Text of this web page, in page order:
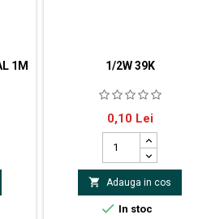
1M 1/2W 39K
rezistor carbonMontare
0,5WToleranţă ±5%Tensiune de
lucru max. 350VDimensiuni
carcasă Ø3,2x9mmDimensiuni
terminale Ø0,6x26mmTensiune
de impuls max. 700VTerminale
Pret
0,10 Lei
 Adauga in cos
 In stoc